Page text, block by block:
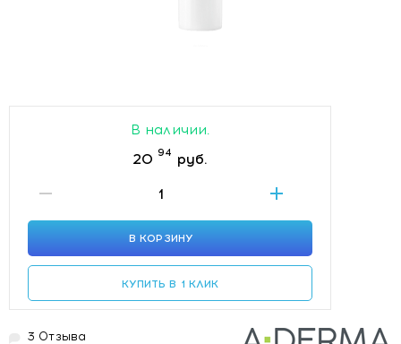
В наличии.
20 94 руб.
В КОРЗИНУ
КУПИТЬ В 1 КЛИК
3 Отзыва